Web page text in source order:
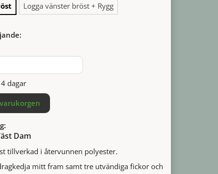
Logga vänster bröst + Rygg
dagar
Dam
tillverkad i återvunnen polyester.
mitt fram samt tre utvändiga fickor och